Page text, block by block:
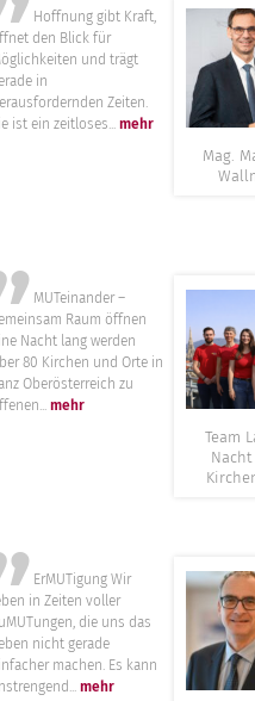
gibt Kraft,
den Blick für
und trägt
in
Zeiten.
ist ein zeitloses...mehr
Mag.
–
Raum öffnen
Nacht lang werden
80 Kirchen und Orte in
Oberösterreich zu
mehr
Team
Wir
in Zeiten voller
die uns das
nicht gerade
machen. Es kann
mehr